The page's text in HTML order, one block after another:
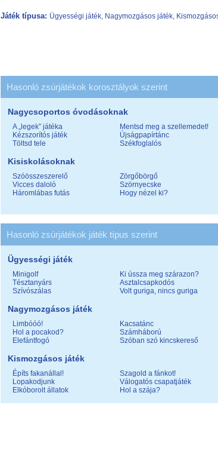
Játék típusa: Ügyességi játék, Nagymozgásos játék,
Hasonló zsúrjátékok korosztályok szerint
Nagycsoportos óvodásoknak
A „legek” játéka Mentsd meg a szellemedet!
Kézszorítós játék
Újságpapírtánc
Töltsd tele
Székfoglalós
Kisiskolásoknak
Szóösszeszerelő Zörgőbörgő
Vicces daloló
Szörnyecske
Háromlábas futás
Hogy nézel ki?
Hasonló zsúrjátékok játék típus szerint
Ügyességi játék
Minigolf Ki ússza meg szárazon?
Tésztanyárs
Asztalcsapkodós
Szívószálas
Volt guriga, nincs guriga
Nagymozgásos játék
Limbóóó! Kacsatánc
Hol a pocakod?
Számháború
Elefántfogó
Szóban szó kincskereső
Kismozgásos játék
Építs fakanállal! Szagold a fánkot!
Lopakodjunk
Válogatós csapatjáték
Elkóborolt állatok
Hol a szája?